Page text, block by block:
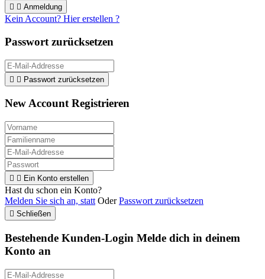
  Anmeldung
Kein Account? Hier erstellen ?
Passwort zurücksetzen
  Passwort zurücksetzen
New Account Registrieren
  Ein Konto erstellen
Hast du schon ein Konto?
Melden Sie sich an, statt OderPasswort zurücksetzen
 Schließen
Bestehende Kunden-Login Melde dich in deinem
Konto an